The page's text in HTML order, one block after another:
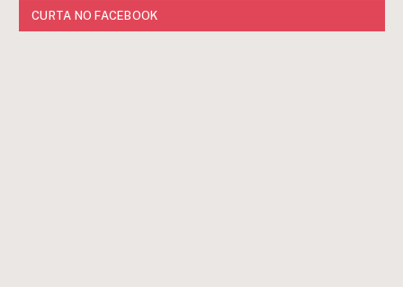
CURTA NO FACEBOOK